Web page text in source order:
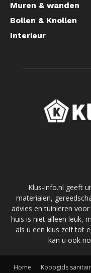
Muren & wanden
Bollen & Knollen
Interieur
Klus-info.nl geeft
materialen,
advies en tuinieren
huis is niet alleen leuk,
als u een klus zelf tot
kan u ook
Home Koopgids sanitair